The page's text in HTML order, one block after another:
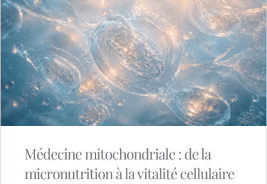
Médecine mitochondriale : de la
micronutrition à la vitalité cellulaire